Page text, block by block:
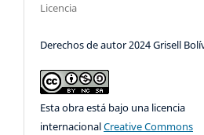
Licencia
Derechos de autor 2024 Grisell
Esta obra está bajo una licencia
internacionalCreative Commons